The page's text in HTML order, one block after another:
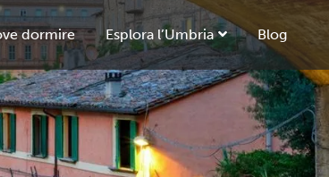
dormire Esplora l’Umbria Blog